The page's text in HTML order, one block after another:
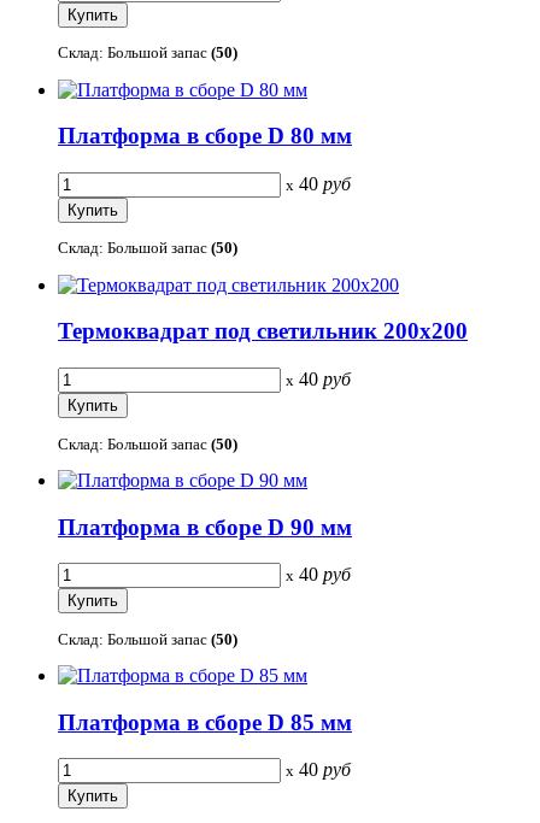
Склад: Большой запас (50)
Платформа в сборе D 80 мм
x 40 руб
Склад: Большой запас (50)
Термоквадрат под светильник 200х200
x 40 руб
Склад: Большой запас (50)
Платформа в сборе D 90 мм
x 40 руб
Склад: Большой запас (50)
Платформа в сборе D 85 мм
x 40 руб